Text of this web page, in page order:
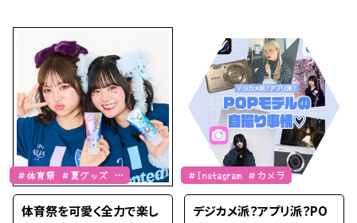
＃体育祭 ＃夏グッズ ＃
JK流行通信
体育祭を可愛く全力で楽し
＃Instagram ＃カメラ
デジカメ派？アプリ派？PO